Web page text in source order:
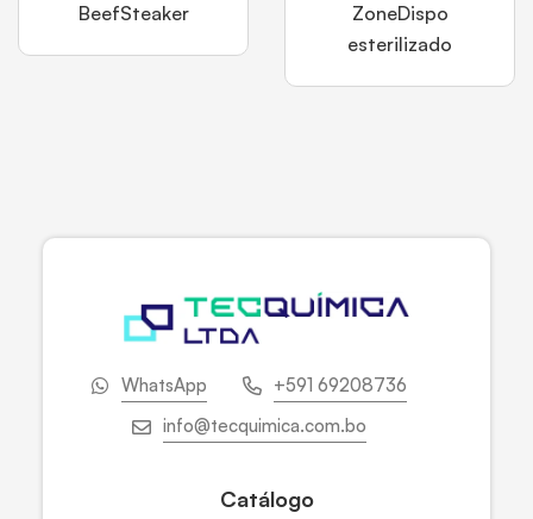
BeefSteaker
ZoneDispo
esterilizado
WhatsApp
+591 69208736
info@tecquimica.com.bo
Catálogo